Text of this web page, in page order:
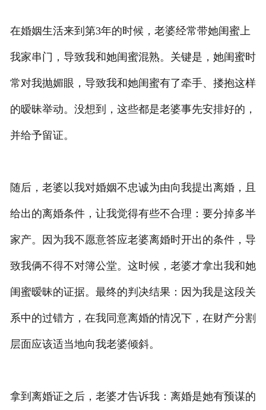
在婚姻生活来到第3年的时候，老婆经常带她闺蜜上
我家串门，导致我和她闺蜜混熟。关键是，她闺蜜时
常对我抛媚眼，导致我和她闺蜜有了牵手、搂抱这样
的暧昧举动。没想到，这些都是老婆事先安排好的，
并给予留证。
随后，老婆以我对婚姻不忠诚为由向我提出离婚，且
给出的离婚条件，让我觉得有些不合理：要分掉多半
家产。因为我不愿意答应老婆离婚时开出的条件，导
致我俩不得不对簿公堂。这时候，老婆才拿出我和她
闺蜜暧昧的证据。最终的判决结果：因为我是这段关
系中的过错方，在我同意离婚的情况下，在财产分割
层面应该适当地向我老婆倾斜。
拿到离婚证之后，老婆才告诉我：离婚是她有预谋的